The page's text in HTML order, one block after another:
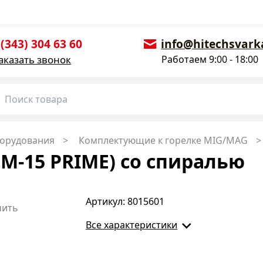
304 63 60
звонок Работаем 9:00 - 18:00
Комплектующие к горелке MIG/MAG
15 PRIME) со спиралью
Артикул: 8015601
Все характеристики